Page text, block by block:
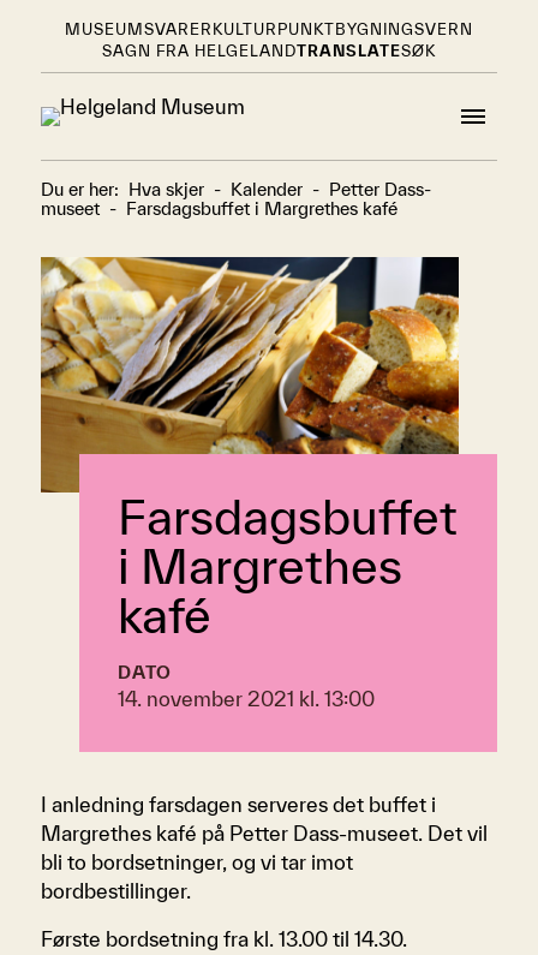
MUSEUMSVARER KULTURPUNKT BYGNINGSVERN
SAGN FRA HELGELANDTRANSLATESØK
Du er her: Hva skjer - Kalender - Petter Dass-
museet - Farsdagsbuffet i Margrethes kafé
Farsdagsbuffet
i Margrethes
kafé
DATO
14. november 2021 kl. 13:00
I anledning farsdagen serveres det buffet i
Margrethes kafé på Petter Dass-museet. Det vil
bli to bordsetninger, og vi tar imot
bordbestillinger.
Første bordsetning fra kl. 13.00 til 14.30.